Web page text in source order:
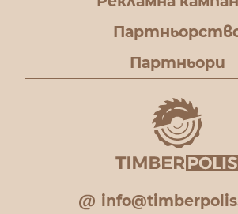
Партньори